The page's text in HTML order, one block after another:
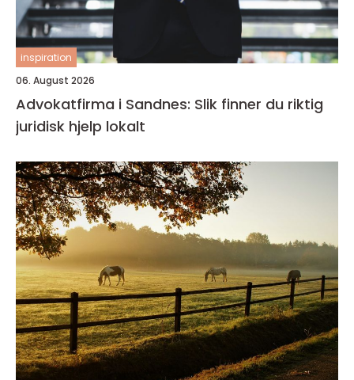
inspiration
06. August 2026
Advokatfirma i Sandnes: Slik finner du riktig
juridisk hjelp lokalt